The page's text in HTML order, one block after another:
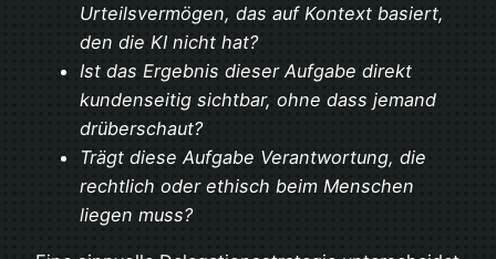
Urteilsvermögen, das auf Kontext basiert,
den die KI nicht hat?
Ist das Ergebnis dieser Aufgabe direkt
kundenseitig sichtbar, ohne dass jemand
drüberschaut?
Trägt diese Aufgabe Verantwortung, die
rechtlich oder ethisch beim Menschen
liegen muss?